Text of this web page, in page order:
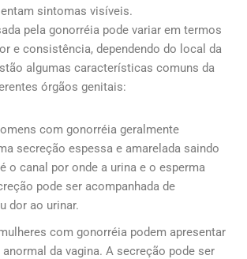
sintomas visíveis.
pela gonorréia pode variar em termos
e consistência, dependendo do local da
algumas características comuns da
órgãos genitais:
com gonorréia geralmente
secreção espessa e amarelada saindo
o canal por onde a urina e o esperma
pode ser acompanhada de
dor ao urinar.
com gonorréia podem apresentar
da vagina. A secreção pode ser